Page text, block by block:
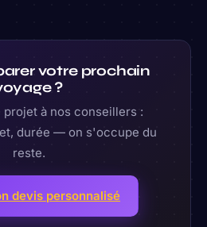
votre prochain
?
projet à nos conseillers :
durée — on s'occupe du
reste.
devis personnalisé